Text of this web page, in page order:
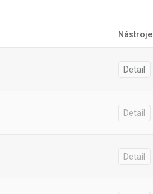
Nástroje
Detail
Detail
Detail